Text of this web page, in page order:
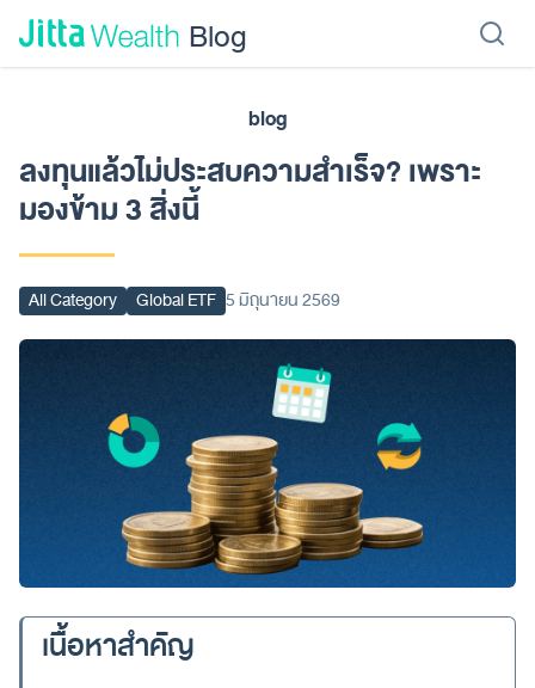
Skip to content - ข้ามไปที่เนื้อหา
Blog
ลงทุนอัตโนมัติ
blog
ลงทุนแล้วไม่ประสบความสำเร็จ? เพราะ
มองข้าม 3 สิ่งนี้
All Category Global ETF 5 มิถุนายน 2569
เนื้อหาสำคัญ